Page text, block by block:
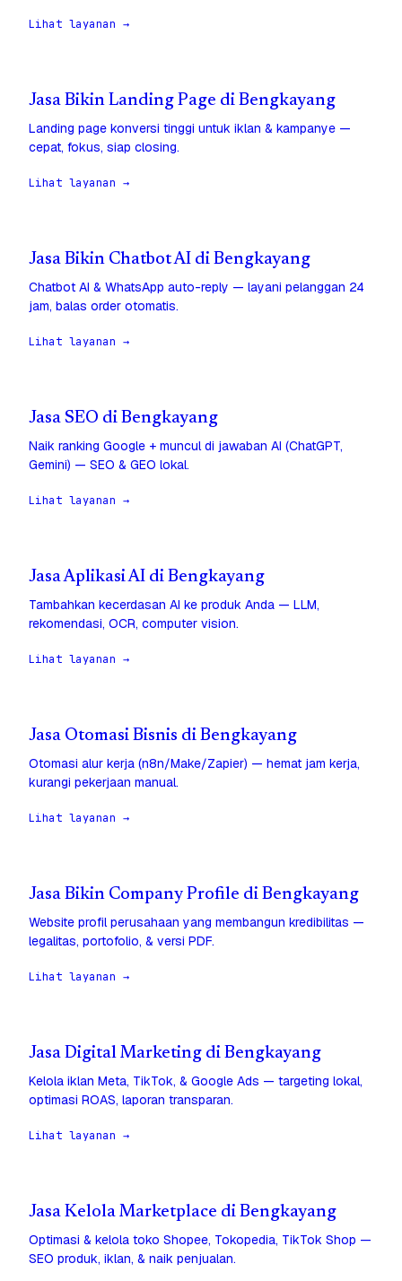
Lihat layanan →
Jasa Bikin Landing Page di Bengkayang
Landing page konversi tinggi untuk iklan & kampanye —
cepat, fokus, siap closing.
Lihat layanan →
Jasa Bikin Chatbot AI di Bengkayang
Chatbot AI & WhatsApp auto-reply — layani pelanggan 24
jam, balas order otomatis.
Lihat layanan →
Jasa SEO di Bengkayang
Naik ranking Google + muncul di jawaban AI (ChatGPT,
Gemini) — SEO & GEO lokal.
Lihat layanan →
Jasa Aplikasi AI di Bengkayang
Tambahkan kecerdasan AI ke produk Anda — LLM,
rekomendasi, OCR, computer vision.
Lihat layanan →
Jasa Otomasi Bisnis di Bengkayang
Otomasi alur kerja (n8n/Make/Zapier) — hemat jam kerja,
kurangi pekerjaan manual.
Lihat layanan →
Jasa Bikin Company Profile di Bengkayang
Website profil perusahaan yang membangun kredibilitas —
legalitas, portofolio, & versi PDF.
Lihat layanan →
Jasa Digital Marketing di Bengkayang
Kelola iklan Meta, TikTok, & Google Ads — targeting lokal,
optimasi ROAS, laporan transparan.
Lihat layanan →
Jasa Kelola Marketplace di Bengkayang
Optimasi & kelola toko Shopee, Tokopedia, TikTok Shop —
SEO produk, iklan, & naik penjualan.